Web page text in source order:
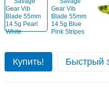
Купить! Быстрый